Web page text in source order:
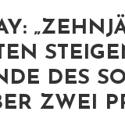
DES
ZWEI